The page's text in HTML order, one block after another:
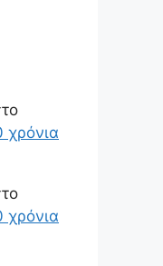
χρόνια
χρόνια